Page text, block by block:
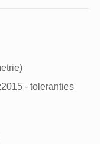
- toleranties